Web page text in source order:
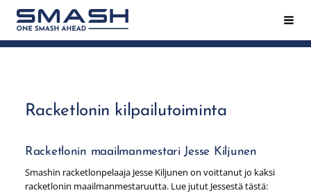
Siirry
sivun
sisältöön
Smash ry - Suomen suurin mailapeliseura
Racketlonin kilpailutoiminta
Racketlonin maailmanmestari Jesse Kiljunen
Smashin racketlonpelaaja Jesse Kiljunen on voittanut jo kaksi
racketlonin maailmanmestaruutta. Lue jutut Jessestä tästä: